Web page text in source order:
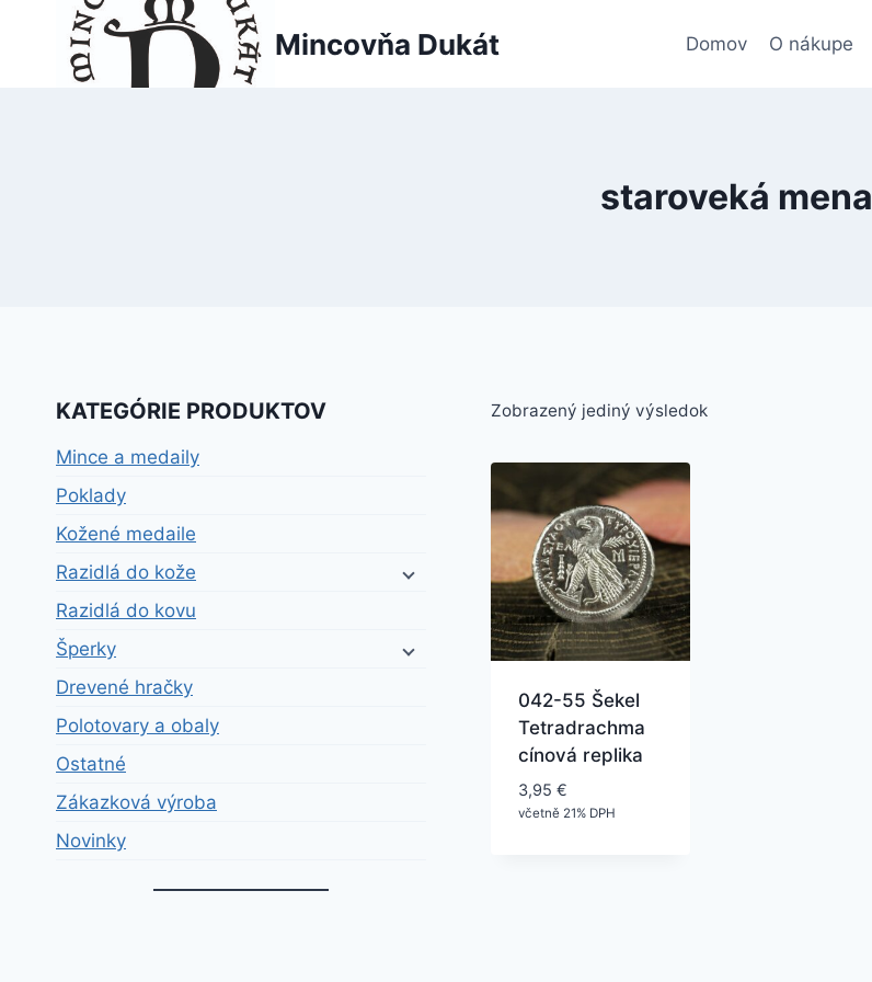
Mincovňa Dukát Domov O nákupe
staroveká mena
Zobrazený jediný výsledok
042-55 Šekel
Tetradrachma
cínová replika
3,95 €
včetně 21% DPH
KATEGÓRIE PRODUKTOV
Mince a medaily
Poklady
Kožené medaile
Razidlá do kože
Razidlá do kovu
Šperky
Drevené hračky
Polotovary a obaly
Ostatné
Zákazková výroba
Novinky